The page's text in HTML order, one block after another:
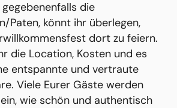
die
Paten, könnt ihr überlegen,
dort zu feiern.
die Location, Kosten und es
entspannte und vertraute
Viele Eurer Gäste werden
wie schön und authentisch